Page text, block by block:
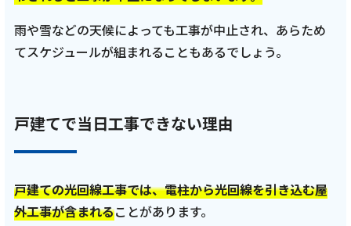
雨や雪などの天候によっても工事が中止され、あらため
てスケジュールが組まれることもあるでしょう。
戸建てで当日工事できない理由
戸建ての光回線工事では、電柱から光回線を引き込む屋
外工事が含まれることがあります。